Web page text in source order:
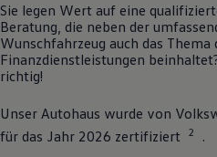
Sie legen Wert auf eine
Beratung, die neben der
Wunschfahrzeug auch das
Finanzdienstleistungen
richtig!
Unser Autohaus wurde von
für das Jahr 2026 zertifiziert 2
.